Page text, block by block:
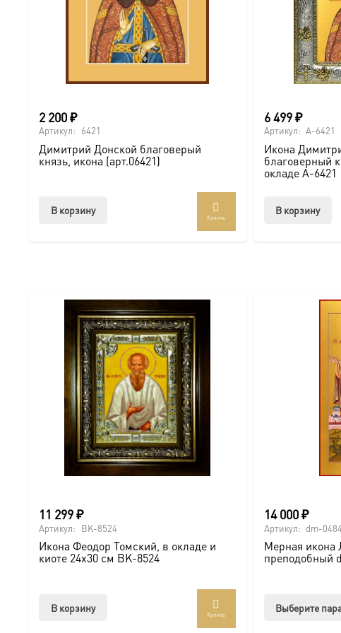
Мы доставляем комплект в надежной упаковке по всей
ВКонтакте, чтобы видеть больше уникальных работ:https://
Киот — это не просто рамка, а дом для иконы,
2 200₽
Артикул: 6421
Димитрий Донской благоверый
князь, икона (арт.06421)
В корзину
Купить
6 499₽
Артикул: A-6421
Икона
благоверный
окладе A-6421
В корзину
11 299₽
Артикул: BK-8524
Икона Феодор Томский, в окладе и
киоте 24х30 см BK-8524
В корзину
Купить
14 000₽
Артикул: dm-
Мерная икона
преподобный
Выберите